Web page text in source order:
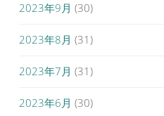
2023年9月 (30)
2023年8月 (31)
2023年7月 (31)
2023年6月 (30)